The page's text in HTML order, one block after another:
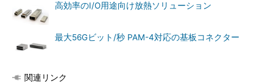
高効率のI/O用途向け放熱ソリューション
最大56Gビット/秒 PAM-4対応の基板コネクター
関連リンク